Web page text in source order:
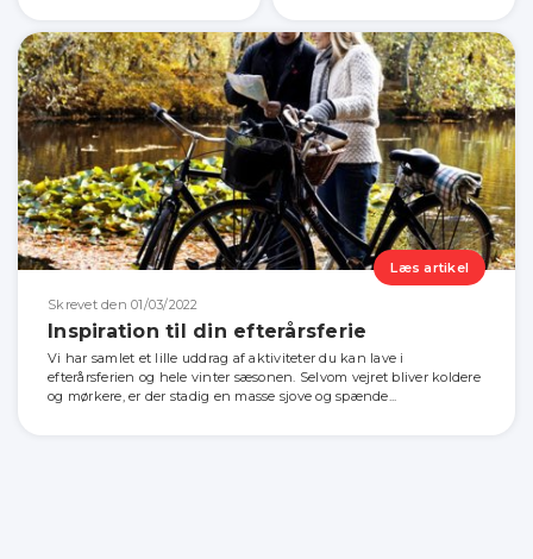
Læs artikel
Skrevet den 01/03/2022
Inspiration til din efterårsferie
Vi har samlet et lille uddrag af aktiviteter du kan lave i
efterårsferien og hele vinter sæsonen. Selvom vejret bliver koldere
og mørkere, er der stadig en masse sjove og spænde...